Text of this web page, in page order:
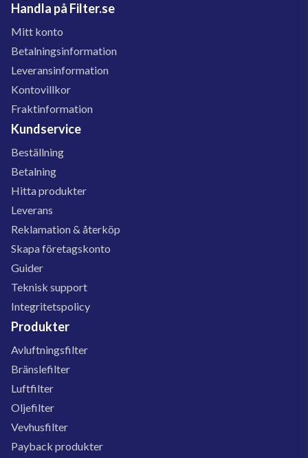
Handla på Filter.se
Mitt konto
Betalningsinformation
Leveransinformation
Kontovillkor
Fraktinformation
Kundservice
Beställning
Betalning
Hitta produkter
Leverans
Reklamation & återköp
Skapa företagskonto
Guider
Teknisk support
Integritetspolicy
Produkter
Avluftningsfilter
Bränslefilter
Luftfilter
Oljefilter
Vevhusfilter
Payback produkter